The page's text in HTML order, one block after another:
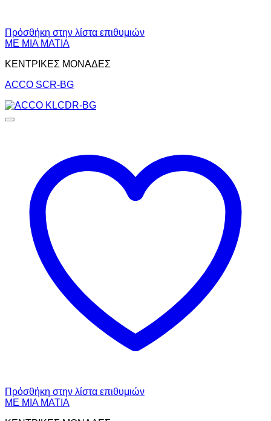
Πρόσθήκη στην λίστα επιθυμιών
ΜΕ ΜΙΑ ΜΑΤΙΑ
ΚΕΝΤΡΙΚΕΣ ΜΟΝΑΔΕΣ
ACCO SCR-BG
Πρόσθήκη στην λίστα επιθυμιών
ΜΕ ΜΙΑ ΜΑΤΙΑ